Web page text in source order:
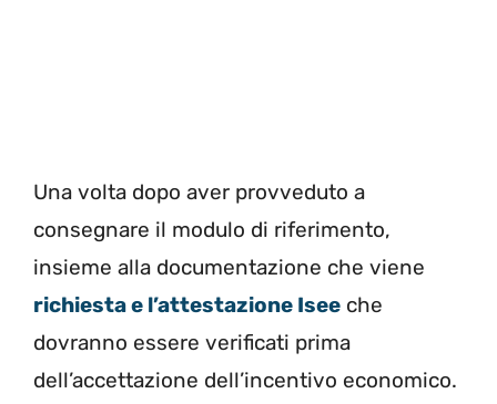
Una volta dopo aver provveduto a
consegnare il modulo di riferimento,
insieme alla documentazione che viene
richiesta e l’attestazione Isee che
dovranno essere verificati prima
dell’accettazione dell’incentivo economico.